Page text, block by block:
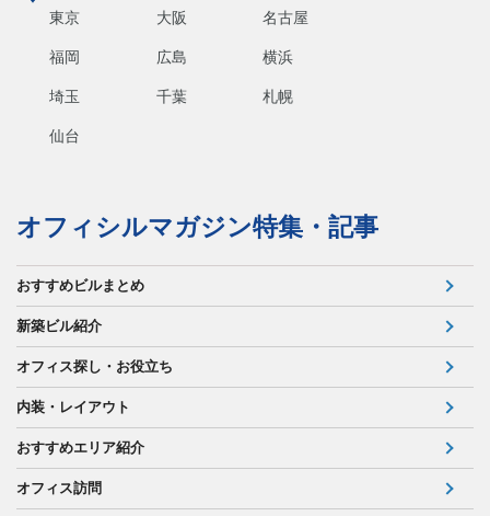
東京 大阪 名古屋
福岡 広島 横浜
埼玉 千葉 札幌
仙台
オフィシルマガジン特集・記事
おすすめビルまとめ
新築ビル紹介
オフィス探し・お役立ち
内装・レイアウト
おすすめエリア紹介
オフィス訪問